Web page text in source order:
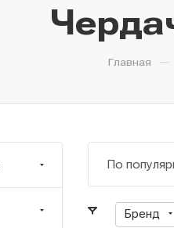
Главная —
По
Бренд